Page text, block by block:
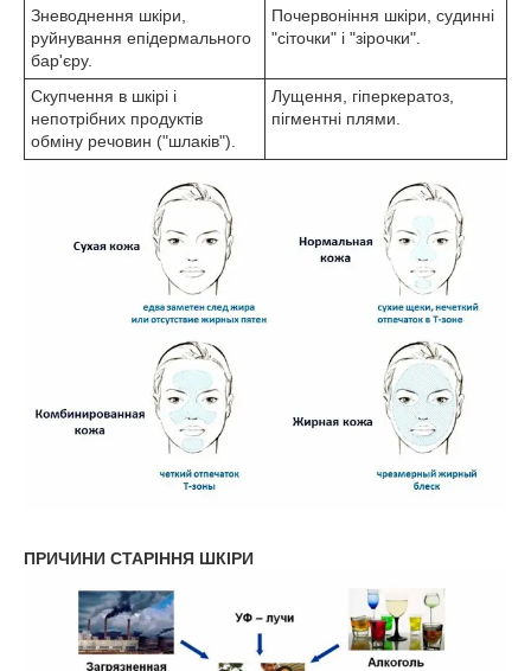
Зневоднення шкіри,
руйнування епідермального
бар'єру.
Почервоніння шкіри, судинні
"сіточки" і "зірочки".
Скупчення в шкірі і
непотрібних продуктів
обміну речовин ("шлаків").
Лущення, гіперкератоз,
пігментні плями.
ПРИЧИНИ СТАРІННЯ ШКІРИ